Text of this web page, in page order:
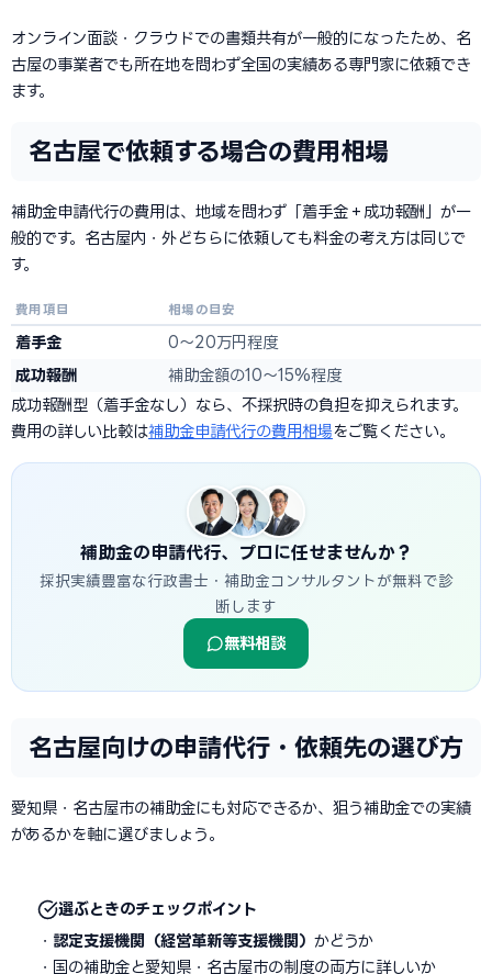
オンライン面談・クラウドでの書類共有が一般的になったため、名
古屋の事業者でも所在地を問わず全国の実績ある専門家に依頼でき
ます。
名古屋で依頼する場合の費用相場
補助金申請代行の費用は、地域を問わず「着手金＋成功報酬」が一
般的です。名古屋内・外どちらに依頼しても料金の考え方は同じで
す。
費用項目 相場の目安
着手金
0〜20万円程度
成功報酬
補助金額の10〜15%程度
成功報酬型（着手金なし）なら、不採択時の負担を抑えられます。
費用の詳しい比較は補助金申請代行の費用相場をご覧ください。
補助金の申請代行、プロに任せませんか？
採択実績豊富な行政書士・補助金コンサルタントが無料で診
断します
無料相談
名古屋向けの申請代行・依頼先の選び方
愛知県・名古屋市の補助金にも対応できるか、狙う補助金での実績
があるかを軸に選びましょう。
選ぶときのチェックポイント
・ 認定支援機関（経営革新等支援機関） かどうか
・国の補助金と愛知県・名古屋市の制度の両方に詳しいか